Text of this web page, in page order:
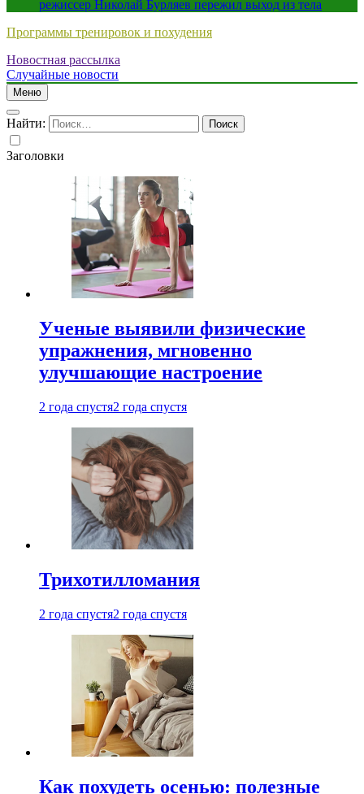
режиссер Николай Бурляев пережил выход из тела
Программы тренировок и похудения
Новостная рассылка
Случайные новости
Меню
Найти:
Заголовки
Ученые выявили физические
упражнения, мгновенно
улучшающие настроение
2 года спустя2 года спустя
Трихотилломания
2 года спустя2 года спустя
Как похудеть осенью: полезные